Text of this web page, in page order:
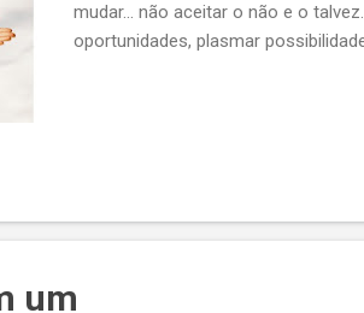
mudar... não aceitar o não e o
oportunidades, plasmar
um